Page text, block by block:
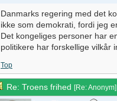
Danmarks regering med det
ikke som demokrati, fordi jeg
Det kongeliges personer har
politikere har forskellige vilkår
Top
Re: Troens frihed [Re: Anonym]